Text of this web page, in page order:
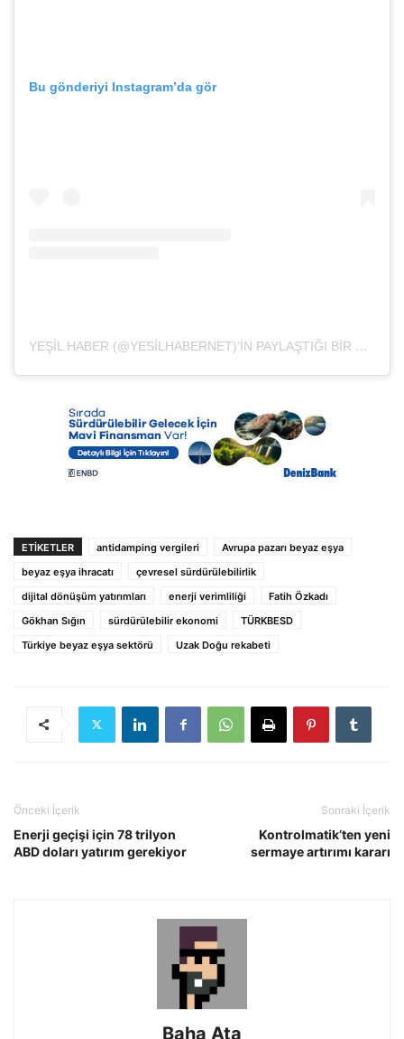
Bu gönderiyi Instagram’da gör
YEŞIL HABER (@YESILHABERNET)’IN PAYLAŞTIĞI BIR GÖNDERI
ETIKETLER antidamping vergileri
Avrupa pazarı beyaz eşya
beyaz eşya ihracatı
çevresel sürdürülebilirlik
dijital dönüşüm yatırımları
enerji verimliliği
Fatih Özkadı
Gökhan Sığın
sürdürülebilir ekonomi
TÜRKBESD
Türkiye beyaz eşya sektörü
Uzak Doğu rekabeti
Önceki İçerik
Enerji geçişi için 78 trilyon
ABD doları yatırım gerekiyor
Sonraki İçerik
Kontrolmatik’ten yeni
sermaye artırımı kararı
Baha Ata